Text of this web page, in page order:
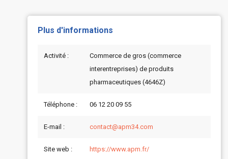
Plus d'informations
Activité :
Commerce de gros (commerce
interentreprises) de produits
pharmaceutiques (4646Z)
Téléphone : 06 12 20 09 55
E-mail : contact@apm34.com
Site web : https://www.apm.fr/